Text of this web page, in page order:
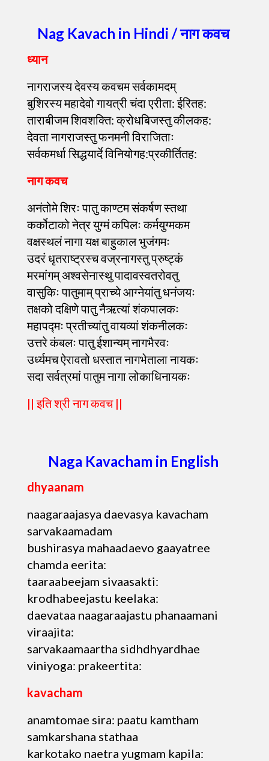
Nag Kavach in Hindi / नाग कवच
ध्यान
नागराजस्य देवस्य कवचम सर्वकामदम्
बुशिरस्य महादेवो गायत्री चंदा एरीता: ईरितह:
ताराबीजम शिवशक्ति: क्रोधबिजस्तु कीलकह:
देवता नागराजस्तु फनमनी विराजिताः
सर्वकमर्धा सिद्धयार्दे विनियोगह:प्रकीर्तितह:
नाग कवच
अनंतोमे शिरः पातु काण्टम संकर्षण स्तथा
कर्कोटाको नेत्र युग्मं कपिलः कर्मयुग्मकम
वक्षस्थलं नागा यक्ष बाहुकाल भुजंगमः
उदरं धृतराष्ट्रस्च वज्रनागस्तु प्रुष्ट्कं
मरमांगम् अश्वसेनास्थु पादावस्वतरोवतु
वासुकिः पातुमाम् प्राच्ये आग्नेयांतु धनंजयः
तक्षको दक्षिणे पातु नैऋत्यां शंकपालकः
महापद्मः प्रतीच्यांतु वायव्यां शंकनीलकः
उत्तरे कंबलः पातु ईशान्यम् नागभैरवः
उर्ध्यमच ऐरावतो धस्तात नागभेताला नायकः
सदा सर्वत्रमां पातुम नागा लोकाधिनायकः
|| इति श्री नाग कवच ||
Naga Kavacham in English
dhyaanam
naagaraajasya daevasya kavacham
sarvakaamadam
bushirasya mahaadaevo gaayatree
chamda eerita:
taaraabeejam sivaasakti:
krodhabeejastu keelaka:
daevataa naagaraajastu phanaamani
viraajita:
sarvakaamaartha sidhdhyardhae
viniyoga: prakeertita:
kavacham
anamtomae sira: paatu kamtham
samkarshana stathaa
karkotako naetra yugmam kapila: